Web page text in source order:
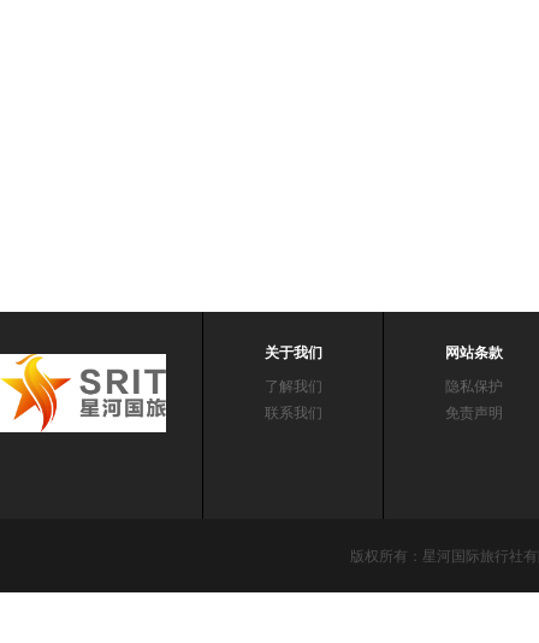
关于我们
了解我们
联系我们
网站条款
隐私保护
免责声明
版权所有：星河国际旅行社